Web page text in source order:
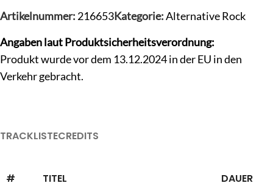
Artikelnummer: 216653Kategorie:Alternative Rock
Angaben laut Produktsicherheitsverordnung:
Produkt wurde vor dem 13.12.2024 in der EU in den
Verkehr gebracht.
TRACKLISTECREDITS
# TITEL DAUER